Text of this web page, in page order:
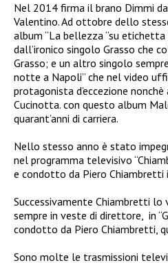
Nel 2014 firma il brano Dimmi
Valentino. Ad ottobre dello
album “La bellezza “su
dall’ironico singolo Grasso che
Grasso; e un altro singolo
notte a Napoli” che nel video
protagonista d’eccezione nonchè
Cucinotta. con questo album
quarant’anni di carriera.
Nello stesso anno è stato
nel programma televisivo
e condotto da Piero Chiambretti
Successivamente Chiambretti
sempre in veste di direttore, in
condotto da Piero Chiambretti,
Sono molte le trasmissioni